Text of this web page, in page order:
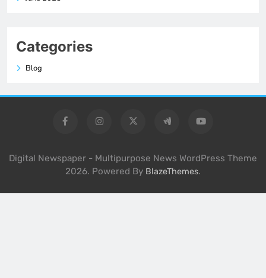
Categories
Blog
Digital Newspaper - Multipurpose News WordPress Theme
2026. Powered By BlazeThemes.